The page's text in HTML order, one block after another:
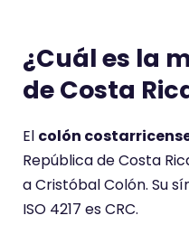
¿Cuál es la
de Costa
El colón
República de Costa
a Cristóbal Colón. Su
ISO 4217 es CRC.